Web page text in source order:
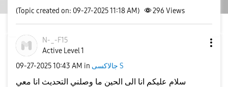
(Topic created on: 09-27-2025 11:18 AM) 296 Views
N-_-F15
Active Level 1
‎09-27-202510:43 AM in جالاكسى S
سلام عليكم انا الى الحين ما وصلني التحديث انا معي